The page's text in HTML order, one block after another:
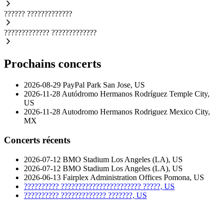
?????? ?????????????
????????????? ?????????????
Prochains concerts
2026-08-29 PayPal Park San Jose, US
2026-11-28 Autódromo Hermanos Rodríguez Temple City,
US
2026-11-28 Autodromo Hermanos Rodriguez Mexico City,
MX
Concerts récents
2026-07-12 BMO Stadium Los Angeles (LA), US
2026-07-12 BMO Stadium Los Angeles (LA), US
2026-06-13 Fairplex Administration Offices Pomona, US
?????????? ??????????????????????? ?????, US
?????????? ????????????? ???????, US